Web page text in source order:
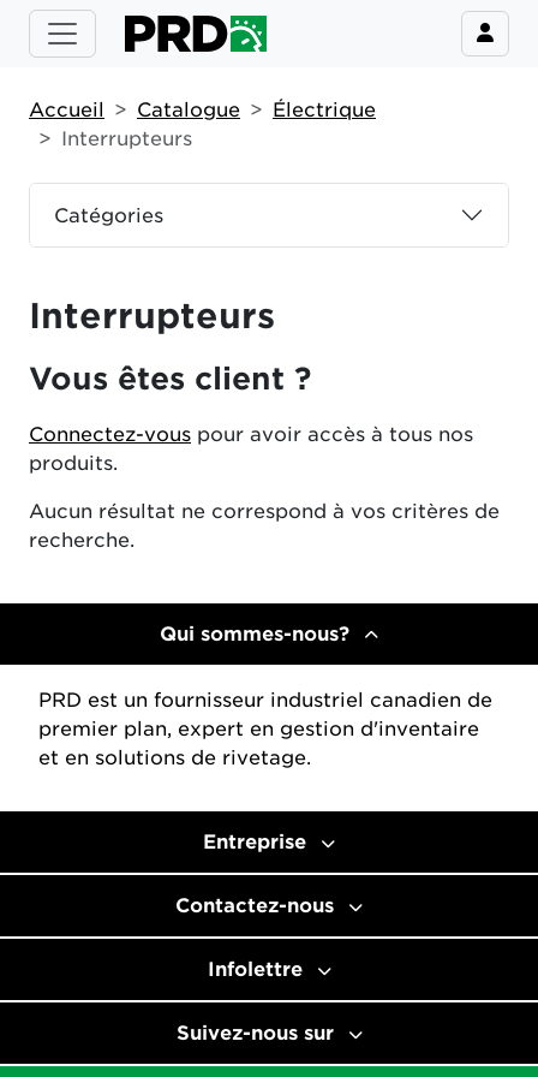
Catégories
Accueil Catalogue
Électrique
Interrupteurs
Interrupteurs
Vous êtes client ?
Connectez-vous pour avoir accès à tous nos
produits.
Aucun résultat ne correspond à vos critères de
recherche.
Qui sommes-nous?
PRD est un fournisseur industriel canadien de
premier plan, expert en gestion d'inventaire
et en solutions de rivetage.
Entreprise
Contactez-nous
Infolettre
Suivez-nous sur